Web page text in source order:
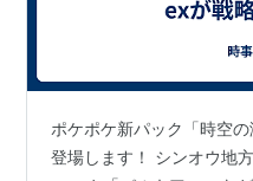
ポケポケ新パック「時空
登場します！ シンオウ地